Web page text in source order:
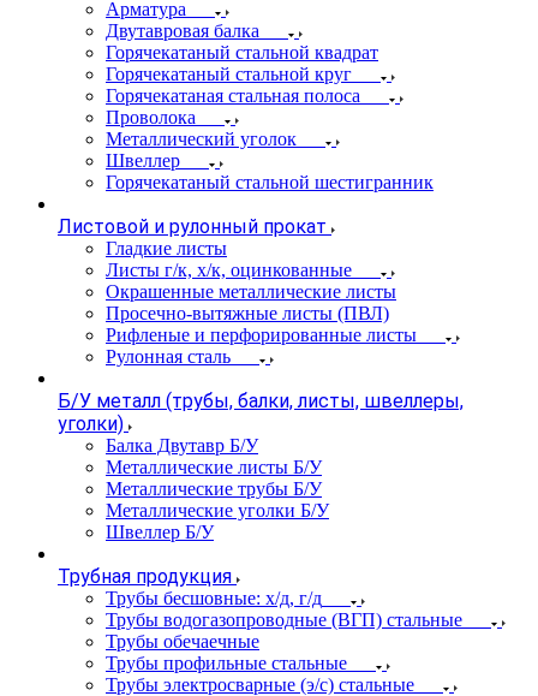
Арматура
Двутавровая балка
Горячекатаный стальной квадрат
Горячекатаный стальной круг
Горячекатаная стальная полоса
Проволока
Металлический уголок
Швеллер
Горячекатаный стальной шестигранник
Листовой и рулонный прокат
Гладкие листы
Листы г/к, х/к, оцинкованные
Окрашенные металлические листы
Просечно-вытяжные листы (ПВЛ)
Рифленые и перфорированные листы
Рулонная сталь
Б/У металл (трубы, балки, листы, швеллеры,
уголки)
Балка Двутавр Б/У
Металлические листы Б/У
Металлические трубы Б/У
Металлические уголки Б/У
Швеллер Б/У
Трубная продукция
Трубы бесшовные: х/д, г/д
Трубы водогазопроводные (ВГП) стальные
Трубы обечаечные
Трубы профильные стальные
Трубы электросварные (э/с) стальные